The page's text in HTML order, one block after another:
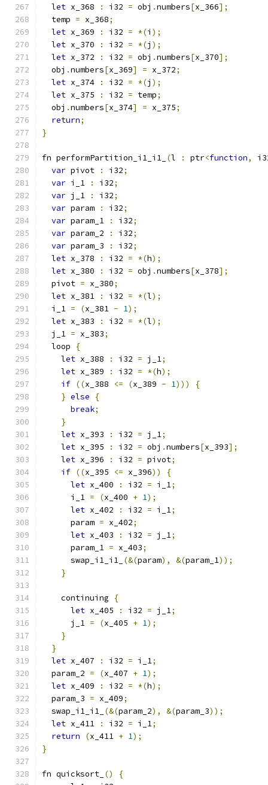
let x_368 : i32 = obj .numbers[x_366];
  temp
= x_368;
let x_369 : i32 = *(i );
let x_370 : i32 = *(j );
let x_372 : i32 = obj .numbers[x_370];
  obj
.numbers[x_369] = x_372;
let x_374 : i32 = *(j );
let x_375 : i32 = temp;
  obj
.numbers[x_374] = x_375;
return;
}
fn performPartition_i1_i1_ (l : ptr<function,
var pivot : i32;
var i_1 : i32;
var j_1 : i32;
var param : i32;
var param_1 : i32;
var param_2 : i32;
var param_3 : i32;
let x_378 : i32 = *(h);
let x_380 : i32 = obj .numbers[x_378];
  pivot
= x_380;
let x_381 : i32 = *(l);
  i_1
= (x_381 - 1);
let x_383 : i32 = *(l);
  j_1
= x_383;
  loop
{
let x_388 : i32 = j_1;
let x_389 : i32 = *(h);
if ((x_388 <= (x_389 - 1)))
{
} else
{
break;
}
let x_393 : i32 = j_1;
let x_395 : i32 = obj .numbers[x_393];
let x_396 : i32 = pivot;
if ((x_395 <= x_396))
{
let x_400 : i32 = i_1;
      i_1
= (x_400 + 1);
let x_402 : i32 = i_1;
      param
= x_402;
let x_403 : i32 = j_1;
      param_1
= x_403;
      swap_i1_i1_
(&(param), &(param_1));
}
    continuing
{
let x_405 : i32 = j_1;
      j_1
= (x_405 + 1);
}
}
let x_407 : i32 = i_1;
  param_2
= (x_407 + 1);
let x_409 : i32 = *(h);
  param_3
= x_409;
  swap_i1_i1_
(&(param_2), &(param_3));
let x_411 : i32 = i_1;
return
(x_411 + 1);
}
fn quicksort_ ()
{